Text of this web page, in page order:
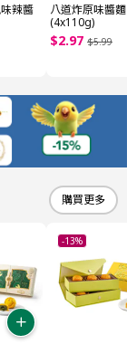
辣醬
八道炸原味醬麵
(4x110g)
$2.97 $5.99
購買更多
-13%